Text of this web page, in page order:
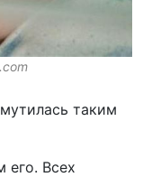
таким
Всех